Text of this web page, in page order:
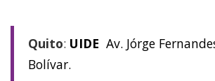
Quito: UIDE Av. Jórge
Bolívar.